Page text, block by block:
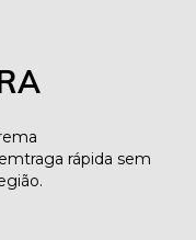
rápida sem